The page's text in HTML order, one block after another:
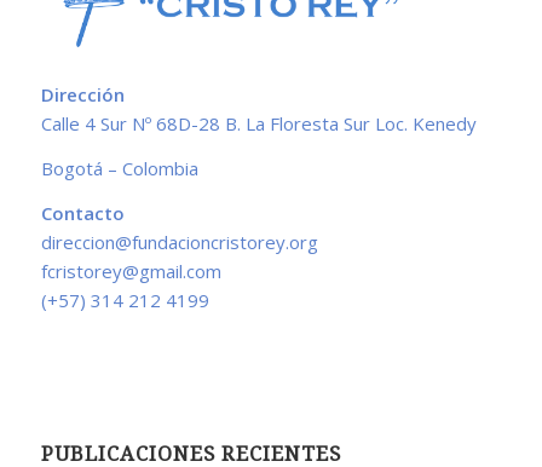
Dirección
Calle 4 Sur Nº 68D-28 B. La Floresta Sur Loc. Kenedy
Bogotá – Colombia
Contacto
direccion@fundacioncristorey.org
fcristorey@gmail.com
(+57) 314 212 4199
PUBLICACIONES RECIENTES